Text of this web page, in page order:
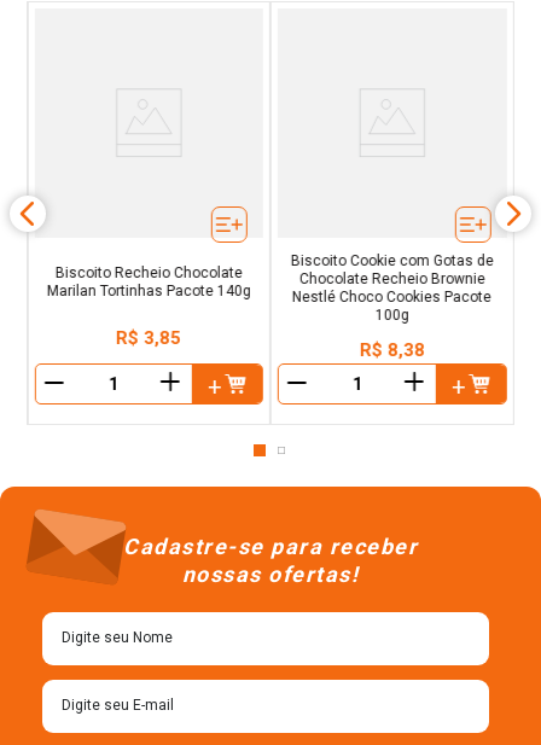
Biscoito Recheio Chocolate
Marilan Tortinhas Pacote 140g
R$ 3,85
＋
Biscoito Cookie com Gotas de
Chocolate Recheio Brownie
Nestlé Choco Cookies Pacote
100g
R$ 8,38
＋
Cadastre-se para receber
nossas ofertas!